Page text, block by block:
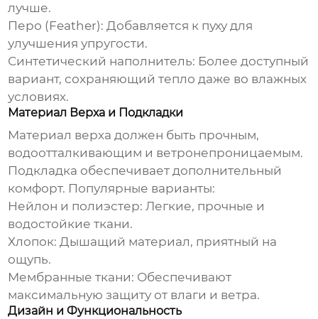
лучше.
Перо (Feather): Добавляется к пуху для
улучшения упругости.
Синтетический наполнитель: Более доступный
вариант, сохраняющий тепло даже во влажных
условиях.
Материал Верха и Подкладки
Материал верха должен быть прочным,
водоотталкивающим и ветронепроницаемым.
Подкладка обеспечивает дополнительный
комфорт. Популярные варианты:
Нейлон и полиэстер: Легкие, прочные и
водостойкие ткани.
Хлопок: Дышащий материал, приятный на
ощупь.
Мембранные ткани: Обеспечивают
максимальную защиту от влаги и ветра.
Дизайн и Функциональность